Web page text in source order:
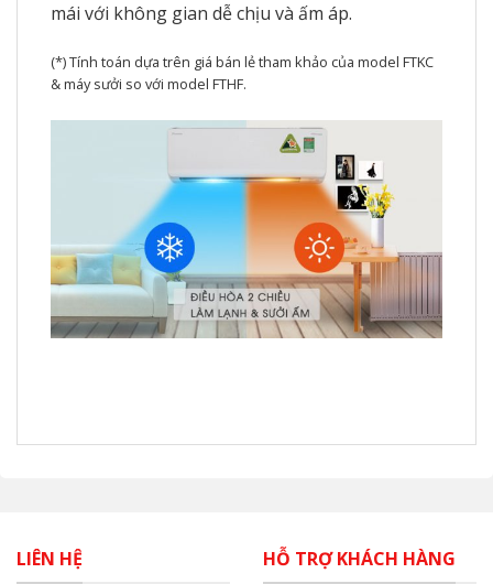
mái với không gian dễ chịu và ấm áp.
(*) Tính toán dựa trên giá bán lẻ tham khảo của model FTKC
& máy sưởi so với model FTHF.
LIÊN HỆ HỖ TRỢ KHÁCH HÀNG